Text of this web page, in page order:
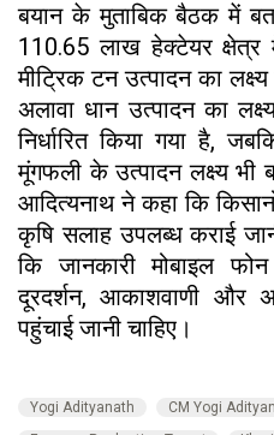
बयान के मुताबिक बैठक में
110.65 लाख हेक्टेयर
मीट्रिक टन उत्पादन का
अलावा धान उत्पादन का
निर्धारित किया गया है,
मूंगफली के उत्पादन लक्ष्य भी
आदित्यनाथ ने कहा कि
कृषि सलाह उपलब्ध कराई
कि जानकारी मोबाइल
दूरदर्शन, आकाशवाणी और
पहुंचाई जानी चाहिए।
Yogi Adityanath CM Yogi